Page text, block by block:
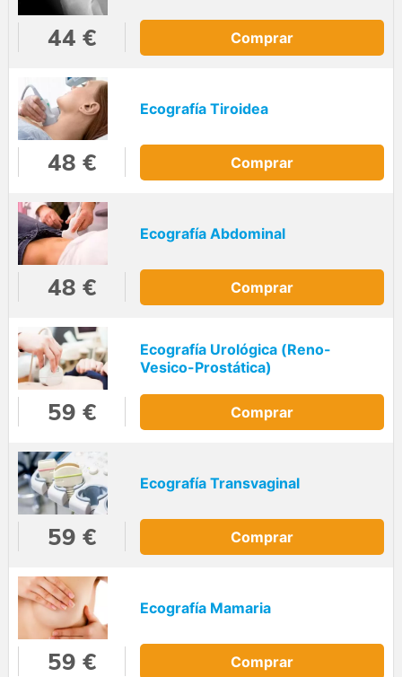
44 € Comprar
Ecografía Tiroidea
48 € Comprar
Ecografía Abdominal
48 € Comprar
Ecografía Urológica (Reno-
Vesico-Prostática)
59 € Comprar
Ecografía Transvaginal
59 € Comprar
Ecografía Mamaria
59 € Comprar